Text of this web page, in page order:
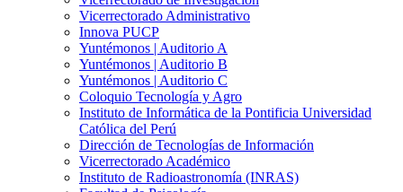
Vicerrectorado Administrativo
Innova PUCP
Yuntémonos | Auditorio A
Yuntémonos | Auditorio B
Yuntémonos | Auditorio C
Coloquio Tecnología y Agro
Instituto de Informática de la Pontificia Universidad
Católica del Perú
Dirección de Tecnologías de Información
Vicerrectorado Académico
Instituto de Radioastronomía (INRAS)